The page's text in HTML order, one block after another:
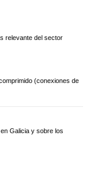
relevante del sector
(conexiones de
Galicia y sobre los